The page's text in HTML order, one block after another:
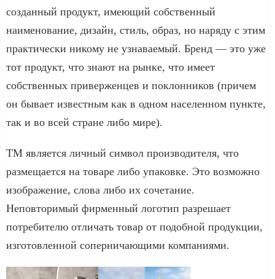
созданный продукт, имеющий собственный
наименование, дизайн, стиль, образ, но наряду с этим
практически никому не узнаваемый. Бренд — это уже
тот продукт, что знают на рынке, что имеет
собственных приверженцев и поклонников (причем
он бывает известным как в одном населенном пункте,
так и во всей стране либо мире).
ТМ является личный символ производителя, что
размещается на товаре либо упаковке. Это возможно
изображение, слова либо их сочетание.
Неповторимый фирменный логотип разрешает
потребителю отличать товар от подобной продукции,
изготовленной соперничающими компаниями.